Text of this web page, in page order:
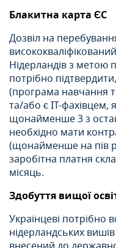
Блакитна карта ЄС
Дозвіл на
Нідерландів з метою
потрібно
(програма навчання
та/або є IT-фахівцем,
щонайменше 3 з
необхідно мати
(щонайменше на пів
заробітна платня
місяць.
Здобуття вищої
Українцеві потрібно
нідерландських